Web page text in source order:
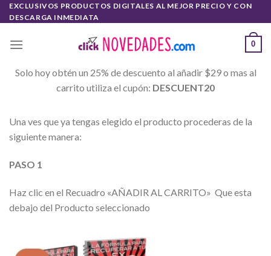
Skip
to
EXCLUSIVOS PRODUCTOS DIGITALES AL MEJOR PRECIO Y CON
DESCARGA INMEDIATA
0
Solo hoy obtén un 25% de descuento al añadir $29 o mas al
carrito utiliza el cupón: DESCUENT20
Una ves que ya tengas elegido el producto procederas de la
siguiente manera:
PASO 1
Haz clic en el Recuadro «AÑADIR AL CARRITO» Que esta
debajo del Producto seleccionado